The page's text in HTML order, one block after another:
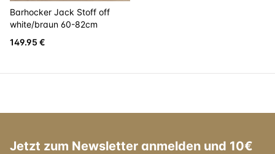
Barhocker Jack Stoff off
white/braun 60-82cm
149.95 €
Jetzt zum Newsletter anmelden und 10€